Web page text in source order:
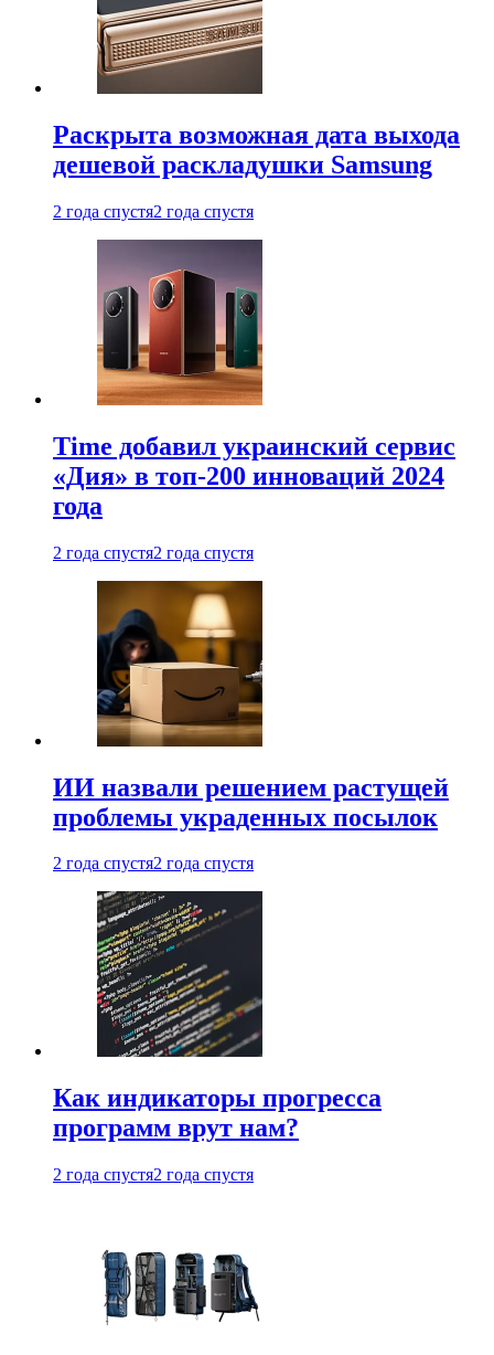
Раскрыта возможная дата выхода
дешевой раскладушки Samsung
2 года спустя2 года спустя
Time добавил украинский сервис
«Дия» в топ-200 инноваций 2024
года
2 года спустя2 года спустя
ИИ назвали решением растущей
проблемы украденных посылок
2 года спустя2 года спустя
Как индикаторы прогресса
программ врут нам?
2 года спустя2 года спустя